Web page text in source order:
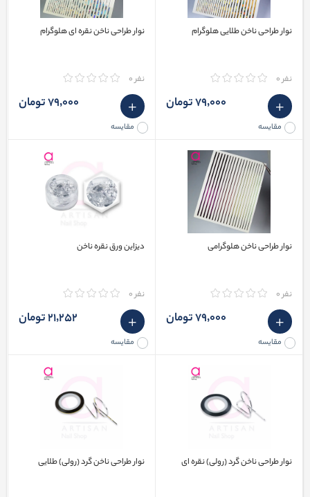
نوار طراحی ناخن طلایی هلوگرام
نفر 0
مقایسه
79٬000 تومان
نوار طراحی ناخن نقره ای هلوگرام
نفر 0
مقایسه
79٬000 تومان
نوار طراحی ناخن هلوگرامی
نفر 0
مقایسه
79٬000 تومان
دیزاین ورق نقره ناخن
نفر 0
مقایسه
21٬252 تومان
نوار طراحی ناخن گرد (رولی) نقره ای نوار طراحی ناخن گرد (رولی) طلایی